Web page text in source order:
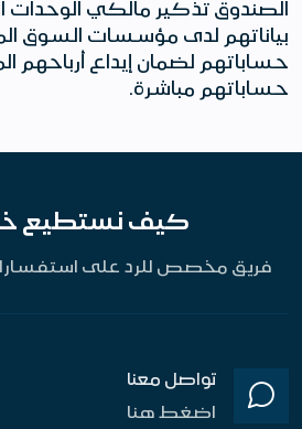
الصندوق تذكير مالكي الوحدات
بياناتهم لدى مؤسسات السوق
حساباتهم لضمان إيداع
حساباتهم مباشرة.
كيف نستطيع
فريق مخصص للرد على
تواصل معنا
اضغط هنا